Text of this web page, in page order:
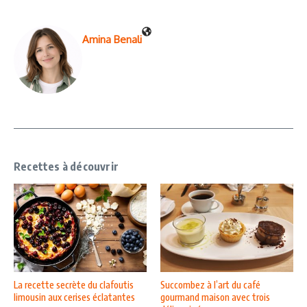
Amina Benali
Recettes à découvrir
La recette secrète du clafoutis
limousin aux cerises éclatantes
Succombez à l’art du café
gourmand maison avec trois